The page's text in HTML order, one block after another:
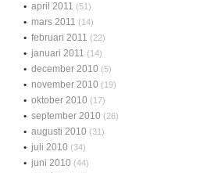
april 2011 (51)
mars 2011 (14)
februari 2011 (22)
januari 2011 (14)
december 2010 (5)
november 2010 (19)
oktober 2010 (17)
september 2010 (26)
augusti 2010 (31)
juli 2010 (34)
juni 2010 (44)